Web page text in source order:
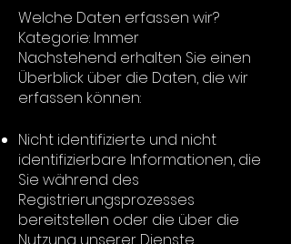
Welche Daten erfassen wir?
Kategorie: Immer
Nachstehend erhalten Sie einen
Überblick über die Daten, die wir
erfassen können:
Nicht identifizierte und nicht
identifizierbare Informationen, die
Sie während des
Registrierungsprozesses
bereitstellen oder die über die